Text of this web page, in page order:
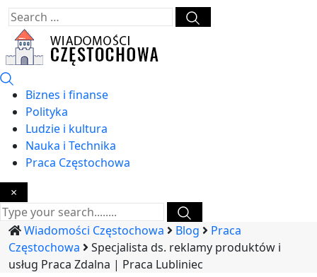
Biznes i finanse
Polityka
Ludzie i kultura
Nauka i Technika
Praca Częstochowa
×
Wiadomości Częstochowa Blog
Praca
Częstochowa
Specjalista ds. reklamy produktów i
usług Praca Zdalna | Praca Lubliniec